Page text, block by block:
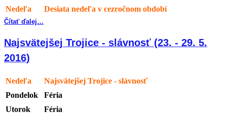
Nedeľa
Desiata nedeľa v cezročnom období
Čítať ďalej…
Najsvätejšej Trojice - slávnosť (23. - 29. 5.
2016)
Nedeľa
Najsvätejšej Trojice - slávnosť
Pondelok
Féria
Utorok
Féria